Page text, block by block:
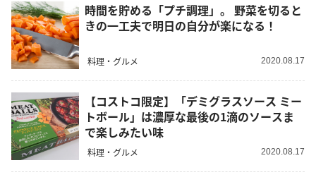
時間を貯める「プチ調理」。 野菜を切ると
きの一工夫で明日の自分が楽になる！
料理・グルメ 2020.08.17
【コストコ限定】「デミグラスソース ミー
トボール」は濃厚な最後の1滴のソースま
で楽しみたい味
料理・グルメ 2020.08.17